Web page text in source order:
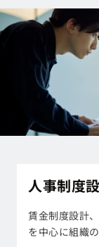
人事制度
賃金制度設計
を中心に組織